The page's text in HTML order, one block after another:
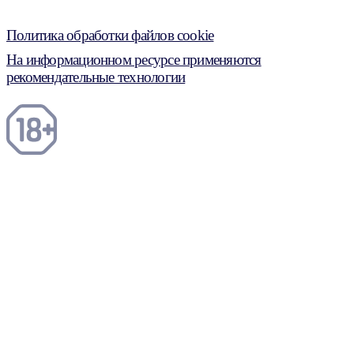
Политика обработки файлов cookie
На информационном ресурсе применяются
рекомендательные технологии